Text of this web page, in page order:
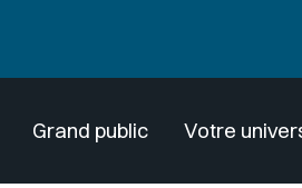
Grand public Votre